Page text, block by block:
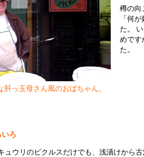
肝っ玉母さん風のおばちゃん。
樽の向
「何
た。
めです
た。
ろ
ュウリのピクルスだけでも、浅漬けから